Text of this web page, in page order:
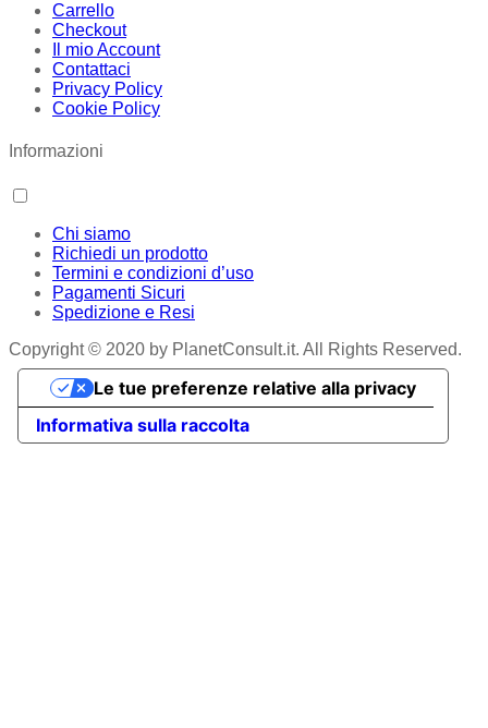
Carrello
Checkout
Il mio Account
Contattaci
Privacy Policy
Cookie Policy
Informazioni
Chi siamo
Richiedi un prodotto
Termini e condizioni d’uso
Pagamenti Sicuri
Spedizione e Resi
Copyright © 2020 by PlanetConsult.it. All Rights Reserved.
Informativa sulla raccolta
Le tue preferenze relative alla privacy